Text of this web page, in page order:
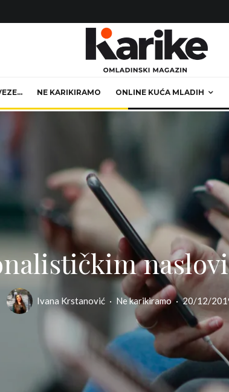
NE KARIKIRAMO ONLINE KUĆA MLADIH
Ivana Krstanović · Ne karikiramo · 20/12/